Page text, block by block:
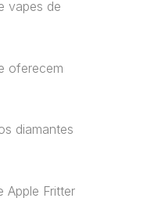
vapes de
oferecem
diamantes
Apple Fritter